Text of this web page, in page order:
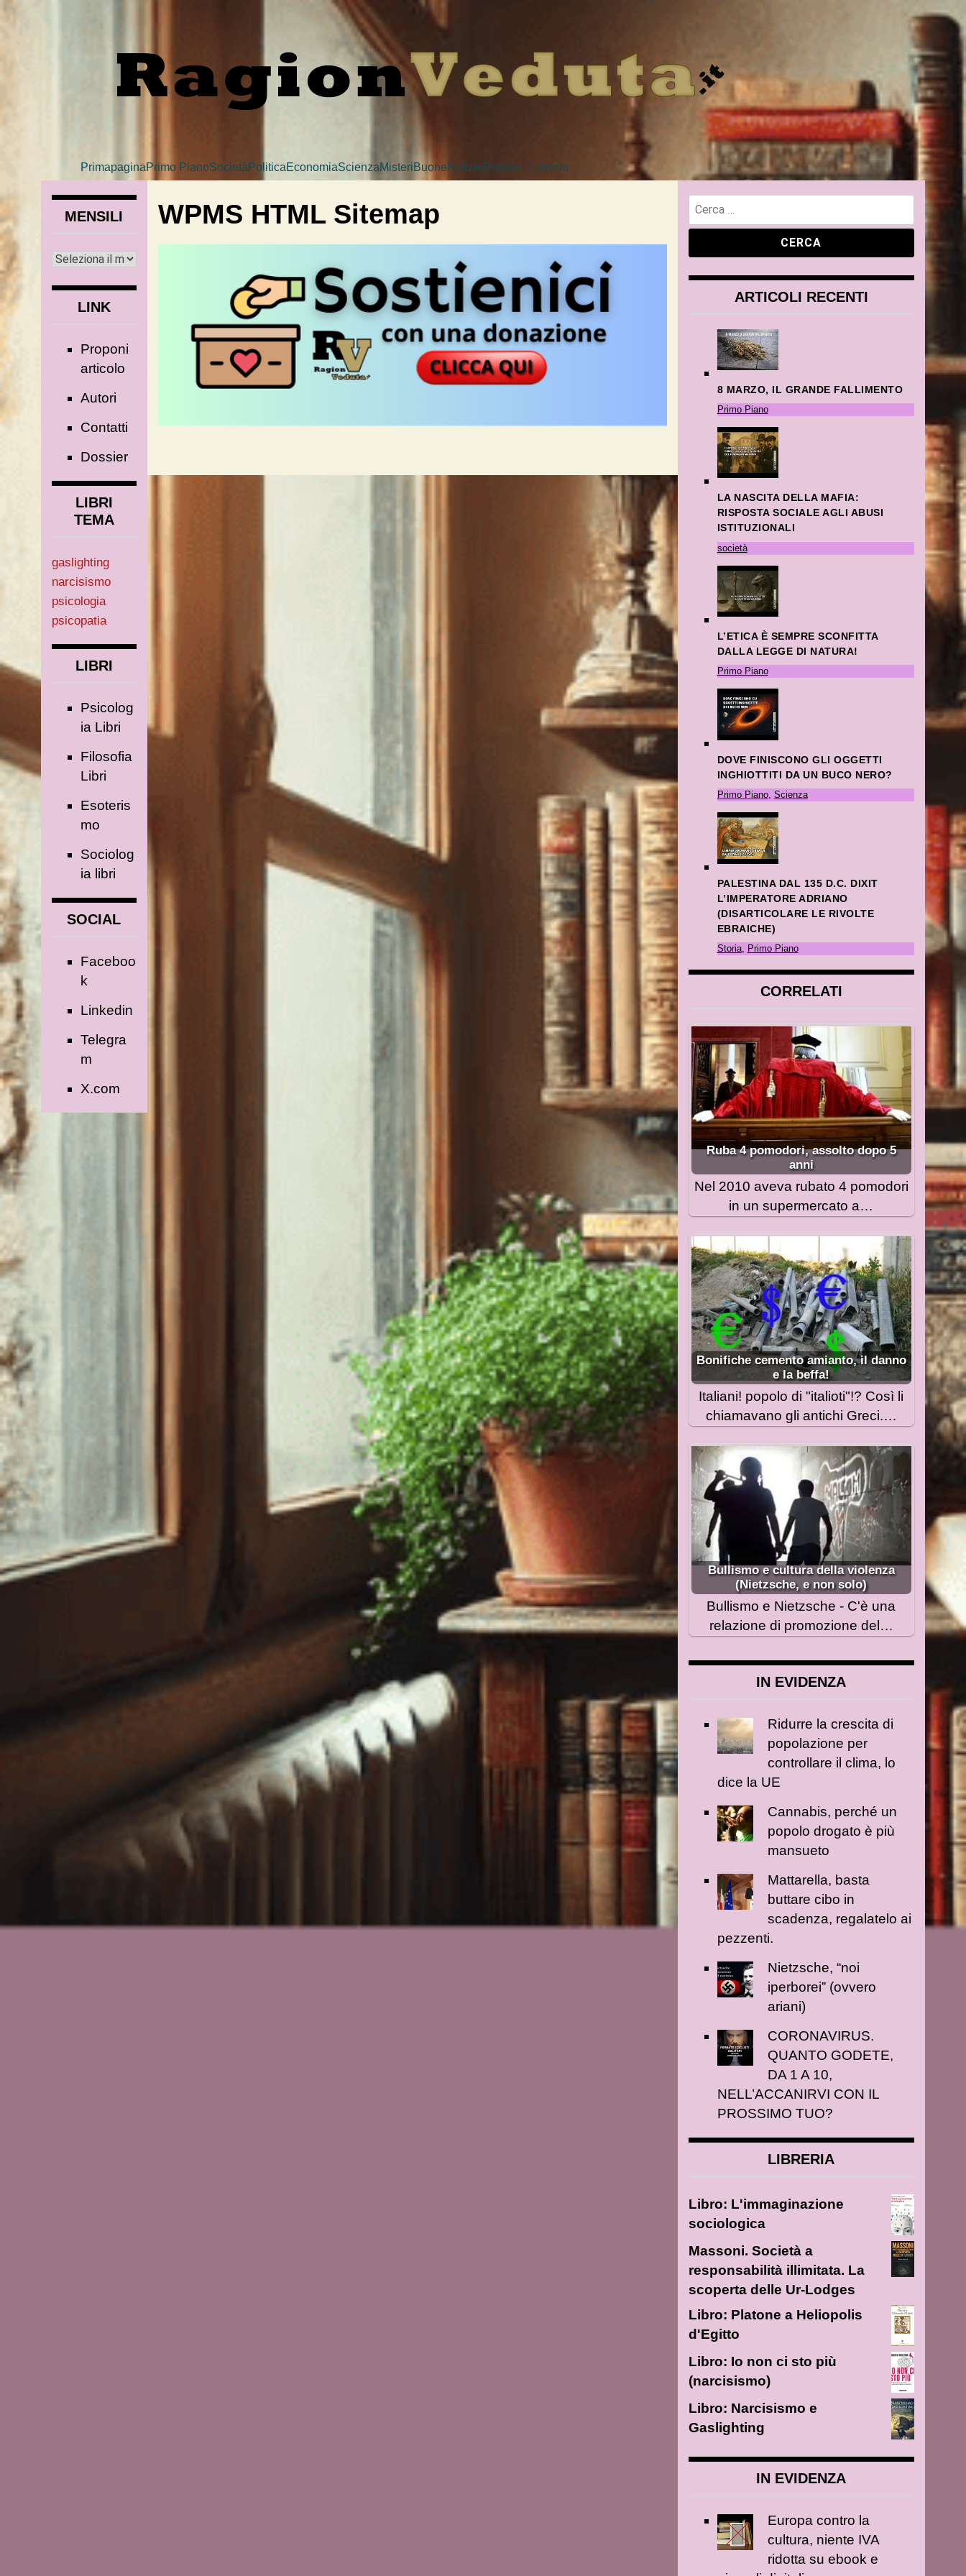
PrimapaginaPrimo PianoSocietà PoliticaEconomiaScienzaMisteriBuoneNotizie Dossier Libreria
WPMS HTML Sitemap
MENSILI
LINK
Proponi
articolo
Autori
Contatti
Dossier
LIBRI
TEMA
gaslighting
narcisismo
psicologia
psicopatia
LIBRI
Psicolog
ia Libri
Filosofia
Libri
Esoteris
mo
Sociolog
ia libri
SOCIAL
Faceboo
k
Linkedin
Telegra
m
X.com
ARTICOLI RECENTI
8 MARZO, IL GRANDE FALLIMENTO
Primo Piano
LA NASCITA DELLA MAFIA:
RISPOSTA SOCIALE AGLI ABUSI
ISTITUZIONALI
società
L’ETICA È SEMPRE SCONFITTA
DALLA LEGGE DI NATURA!
Primo Piano
DOVE FINISCONO GLI OGGETTI
INGHIOTTITI DA UN BUCO NERO?
Primo Piano, Scienza
PALESTINA DAL 135 D.C. DIXIT
L’IMPERATORE ADRIANO
(DISARTICOLARE LE RIVOLTE
EBRAICHE)
Storia, Primo Piano
CORRELATI
Ruba 4 pomodori, assolto dopo 5
anni
Nel 2010 aveva rubato 4 pomodori
in un supermercato a…
Bonifiche cemento amianto, il danno
e la beffa!
Italiani! popolo di "italioti"!? Così li
chiamavano gli antichi Greci.…
Bullismo e cultura della violenza
(Nietzsche, e non solo)
Bullismo e Nietzsche - C'è una
relazione di promozione del…
IN EVIDENZA
Ridurre la crescita di
popolazione per
controllare il clima, lo
dice la UE
Cannabis, perché un
popolo drogato è più
mansueto
Mattarella, basta
buttare cibo in
scadenza, regalatelo ai
pezzenti.
Nietzsche, “noi
iperborei” (ovvero
ariani)
CORONAVIRUS.
QUANTO GODETE,
DA 1 A 10,
NELL’ACCANIRVI CON IL
PROSSIMO TUO?
LIBRERIA
Libro: L'immaginazione
sociologica
Massoni. Società a
responsabilità illimitata. La
scoperta delle Ur-Lodges
Libro: Platone a Heliopolis
d'Egitto
Libro: Io non ci sto più
(narcisismo)
Libro: Narcisismo e
Gaslighting
IN EVIDENZA
Europa contro la
cultura, niente IVA
ridotta su ebook e